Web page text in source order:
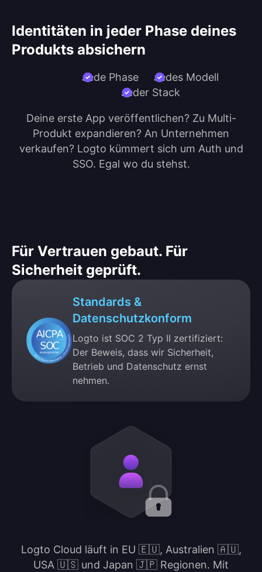
Identitäten in jeder Phase deines
Produkts absichern
Jede Phase
Jedes Modell
Jeder Stack
Deine erste App veröffentlichen? Zu Multi-
Produkt expandieren? An Unternehmen
verkaufen? Logto kümmert sich um Auth und
SSO. Egal wo du stehst.
Für Vertrauen gebaut. Für
Sicherheit geprüft.
Standards &
Datenschutzkonform
Logto ist SOC 2 Typ II zertifiziert:
Der Beweis, dass wir Sicherheit,
Betrieb und Datenschutz ernst
nehmen.
Logto Cloud läuft in EU 🇪🇺, Australien 🇦🇺,
USA 🇺🇸 und Japan 🇯🇵 Regionen. Mit